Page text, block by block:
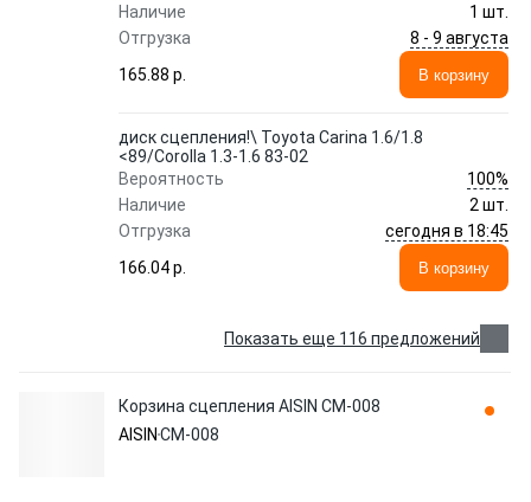
Наличие
1 шт.
Отгрузка
8 - 9 августа
165.88 p.
В корзину
диск сцепления!\ Toyota Carina 1.6/1.8
<89/Corolla 1.3-1.6 83-02
Вероятность
100%
Наличие
2 шт.
Отгрузка
сегодня в 18:45
166.04 p.
В корзину
Показать еще 116 предложений
Корзина сцепления AISIN CM-008
AISIN CM-008